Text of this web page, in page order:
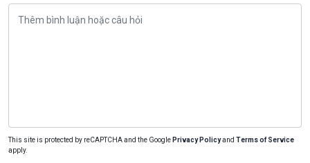
This site is protected by reCAPTCHA and the Google Privacy Policyand Terms of Service
apply.